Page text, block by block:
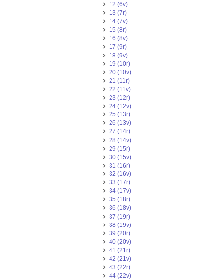
12 (6v)
13 (7r)
14 (7v)
15 (8r)
16 (8v)
17 (9r)
18 (9v)
19 (10r)
20 (10v)
21 (11r)
22 (11v)
23 (12r)
24 (12v)
25 (13r)
26 (13v)
27 (14r)
28 (14v)
29 (15r)
30 (15v)
31 (16r)
32 (16v)
33 (17r)
34 (17v)
35 (18r)
36 (18v)
37 (19r)
38 (19v)
39 (20r)
40 (20v)
41 (21r)
42 (21v)
43 (22r)
44 (22v)